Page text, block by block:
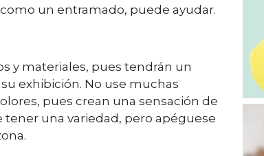
un entramado, puede ayudar.
y materiales, pues tendrán un
exhibición. No use muchas
pues crean una sensación de
una variedad, pero apéguese